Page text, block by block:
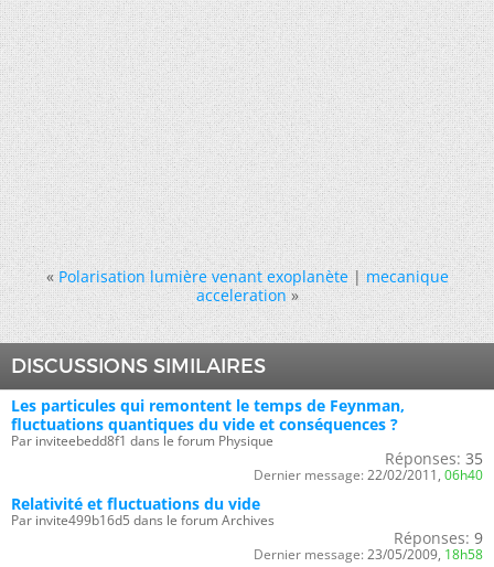
« Polarisation lumière venant exoplanète|mecanique
acceleration »
DISCUSSIONS SIMILAIRES
Les particules qui remontent le temps de Feynman,
fluctuations quantiques du vide et conséquences ?
Par inviteebedd8f1 dans le forum Physique
Réponses: 35
Dernier message: 22/02/2011, 06h40
Relativité et fluctuations du vide
Par invite499b16d5 dans le forum Archives
Réponses: 9
Dernier message: 23/05/2009, 18h58